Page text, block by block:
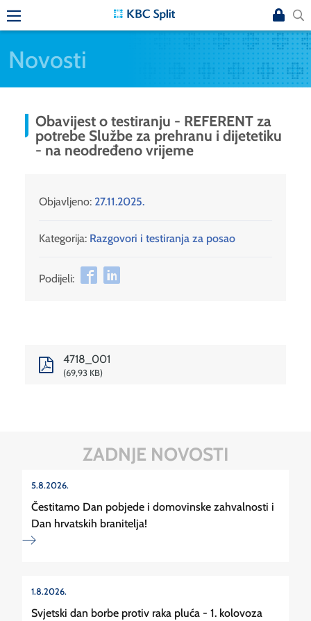
Novosti
Obavijest o testiranju - REFERENT za
potrebe Službe za prehranu i dijetetiku
- na neodređeno vrijeme
Objavljeno: 27.11.2025.
Kategorija: Razgovori i testiranja za posao
Podijeli:
4718_001
69,93 KB
ZADNJE NOVOSTI
5.8.2026.
Čestitamo Dan pobjede i domovinske zahvalnosti i
Dan hrvatskih branitelja!
1.8.2026.
Svjetski dan borbe protiv raka pluća - 1. kolovoza